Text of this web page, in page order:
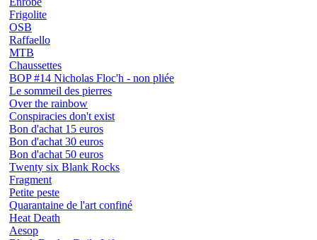
Frigolite
OSB
Raffaello
MTB
Chaussettes
BOP #14 Nicholas Floc'h - non pliée
Le sommeil des pierres
Over the rainbow
Conspiracies don't exist
Bon d'achat 15 euros
Bon d'achat 30 euros
Bon d'achat 50 euros
Twenty six Blank Rocks
Fragment
Petite peste
Quarantaine de l'art confiné
Heat Death
Aesop